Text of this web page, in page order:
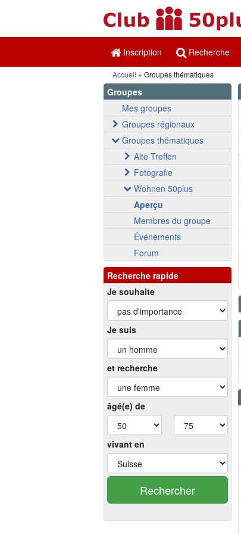
Inscription Recherche
Accueil Groupes thématiques
Groupes
Mes groupes
Groupes régionaux
Groupes thématiques
Alte Treffen
Fotografie
Wohnen 50plus
Aperçu
Membres du groupe
Événements
Forum
Recherche rapide
Je souhaite
Je suis
et recherche
âgé(e) de
vivant en
Rechercher